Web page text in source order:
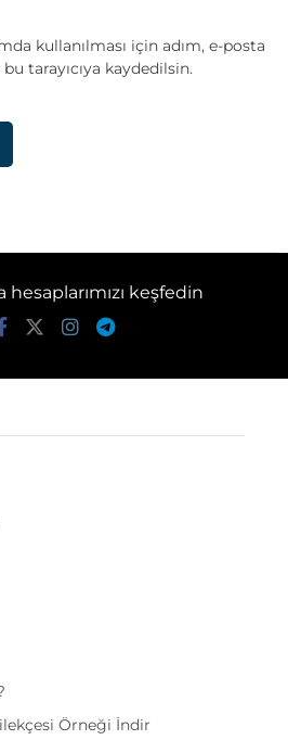
kullanılması için adım, e-posta
tarayıcıya kaydedilsin.
hesaplarımızı keşfedin
Örneği İndir